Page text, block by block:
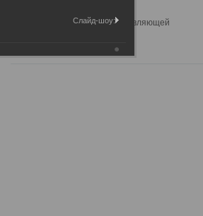
Обновлена презентация управляющей
Слайд-шоу: